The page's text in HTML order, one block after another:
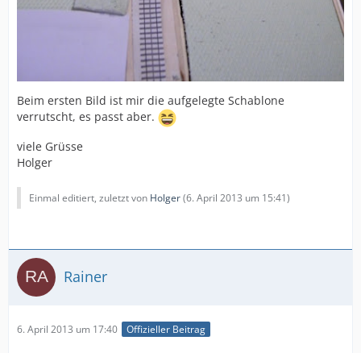
Beim ersten Bild ist mir die aufgelegte Schablone
verrutscht, es passt aber.
viele Grüsse
Holger
Einmal editiert, zuletzt von Holger(6. April 2013 um 15:41)
Rainer
6. April 2013 um 17:40 Offizieller Beitrag